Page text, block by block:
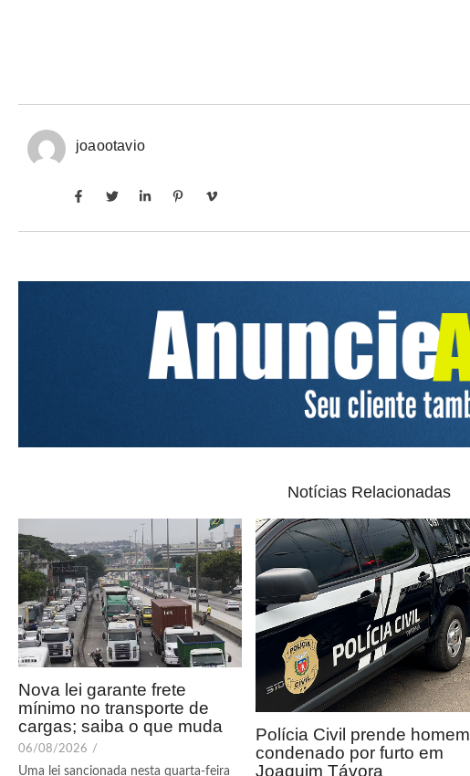
joaootavio
Notícias Relacionadas
Nova lei garante frete
mínimo no transporte de
cargas; saiba o que muda
06/08/2026 /
Uma lei sancionada nesta quarta-feira
Polícia Civil prende homem
condenado por furto em
Joaquim Távora